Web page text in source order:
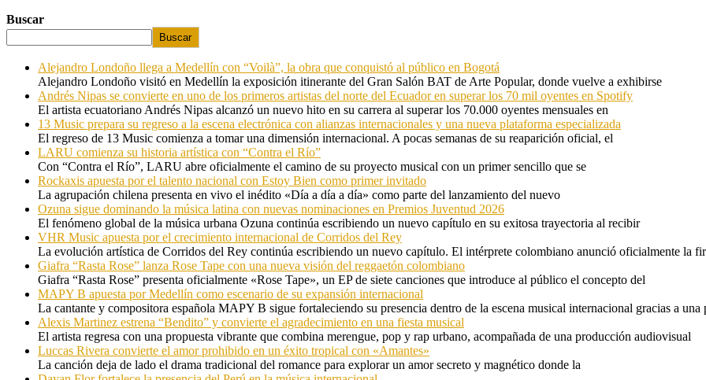
Buscar
Buscar
Alejandro Londoño llega a Medellín con “Voilà”, la obra que conquistó al público en Bogotá
Alejandro Londoño visitó en Medellín la exposición itinerante del Gran Salón BAT de Arte Popular, donde vuelve a exhibirse
Andrés Nipas se convierte en uno de los primeros artistas del norte del Ecuador en superar los 70 mil oyentes en Spotify
El artista ecuatoriano Andrés Nipas alcanzó un nuevo hito en su carrera al superar los 70.000 oyentes mensuales en
13 Music prepara su regreso a la escena electrónica con alianzas internacionales y una nueva plataforma especializada
El regreso de 13 Music comienza a tomar una dimensión internacional. A pocas semanas de su reaparición oficial, el
LARU comienza su historia artística con “Contra el Río”
Con “Contra el Río”, LARU abre oficialmente el camino de su proyecto musical con un primer sencillo que se
Rockaxis apuesta por el talento nacional con Estoy Bien como primer invitado
La agrupación chilena presenta en vivo el inédito «Día a día a día» como parte del lanzamiento del nuevo
Ozuna sigue dominando la música latina con nuevas nominaciones en Premios Juventud 2026
El fenómeno global de la música urbana Ozuna continúa escribiendo un nuevo capítulo en su exitosa trayectoria al recibir
VHR Music apuesta por el crecimiento internacional de Corridos del Rey
La evolución artística de Corridos del Rey continúa escribiendo un nuevo capítulo. El intérprete colombiano anunció oficialmente la
Giafra “Rasta Rose” lanza Rose Tape con una nueva visión del reggaetón colombiano
Giafra “Rasta Rose” presenta oficialmente «Rose Tape», un EP de siete canciones que introduce al público el concepto del
MAPY B apuesta por Medellín como escenario de su expansión internacional
La cantante y compositora española MAPY B sigue fortaleciendo su presencia dentro de la escena musical internacional gracias a una
Alexis Martinez estrena “Bendito” y convierte el agradecimiento en una fiesta musical
El artista regresa con una propuesta vibrante que combina merengue, pop y rap urbano, acompañada de una producción audiovisual
Luccas Rivera convierte el amor prohibido en un éxito tropical con «Amantes»
La canción deja de lado el drama tradicional del romance para explorar un amor secreto y magnético donde la